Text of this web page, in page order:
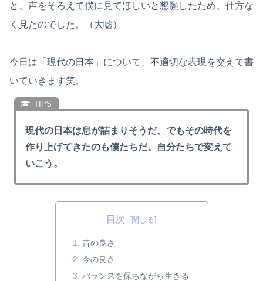
と、声をそろえて僕に見てほしいと懇願したため、仕方な
く見たのでした。（大嘘）
今日は「現代の日本」について、不適切な表現を交えて書
いていきます笑。
現代の日本は息が詰まりそうだ。でもその時代を
作り上げてきたのも僕たちだ。自分たちで変えて
いこう。
目次
昔の良さ
今の良さ
バランスを保ちながら生きる